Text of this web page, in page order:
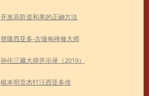
开发高阶道和果的正确方法
替隆西亚多-古缅甸禅修大师
孙伦三藏大师开示录（2019）
根本明贡杰打汪西亚多传